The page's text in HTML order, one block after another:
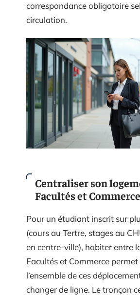
correspondance obligatoire
circulation.
Centraliser son
Facultés et Commerce
Pour un étudiant inscrit sur
(cours au Tertre, stages au
en centre-ville), habiter entre
Facultés et Commerce
l’ensemble de ces
changer de ligne. Le tronçon